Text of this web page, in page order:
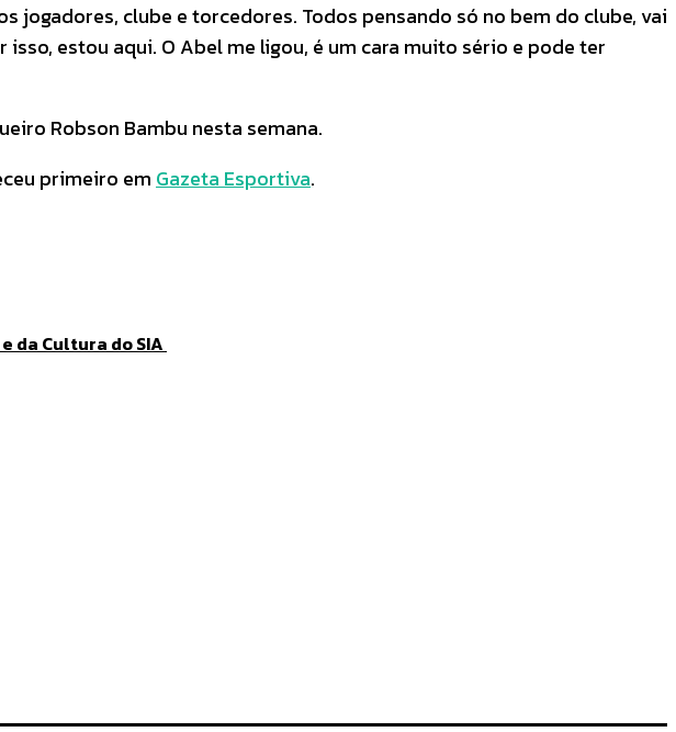
jogadores, clube e torcedores. Todos pensando só no bem do clube, vai
estou aqui. O Abel me ligou, é um cara muito sério e pode ter
Robson Bambu nesta semana.
primeiro em Gazeta Esportiva.
da Cultura do SIA